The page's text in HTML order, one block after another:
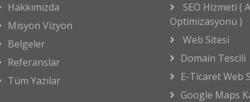
Hakkımızda
Misyon Vizyon
Belgeler
Referanslar
Tüm Yazılar
SEO Hizmeti (
Optimizasyonu )
Web Sitesi
Domain Tescili
E-Ticaret Web
Google Maps